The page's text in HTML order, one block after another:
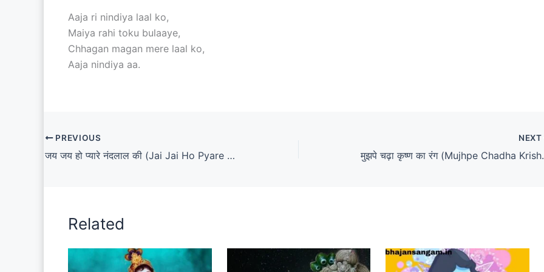
Aaja ri nindiya laal ko,
Maiya rahi toku bulaaye,
Chhagan magan mere laal ko,
Aaja nindiya aa.
PREVIOUS
जय जय हो प्यारे नंदलाल की (Jai Jai Ho Pyare Nandlal Ki Lyrics)
NEXT
मुझपे चढ़ा
Related